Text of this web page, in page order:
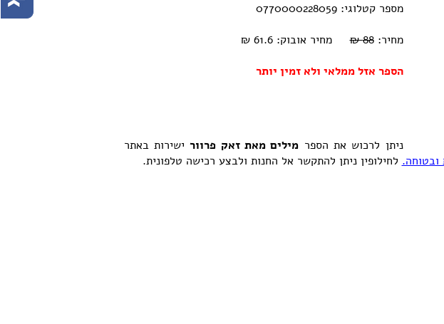
מספר קטלוגי: 0770000228059
מחיר:88 ₪
מחיר אובוק: 61.6 ₪
הספר אזל ממלאי ולא זמין יותר
ניתן לרכוש את הספר מילים מאת זאק פרוורישירות באתר
לחילופין ניתן להתקשר אל החנות ולבצע רכישה טלפונית.